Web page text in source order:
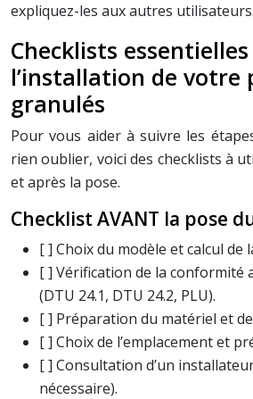
expliquez-les aux autres utilisateurs.
Checklists
l’installation de votre
granulés
Pour vous aider à suivre les
rien oublier, voici des checklists à
et après la pose.
Checklist AVANT la pose
[ ] Choix du modèle et calcul de
[ ] Vérification de la conformité
(DTU 24.1, DTU 24.2, PLU).
[ ] Préparation du matériel et
[ ] Choix de l’emplacement et
[ ] Consultation d’un
nécessaire).